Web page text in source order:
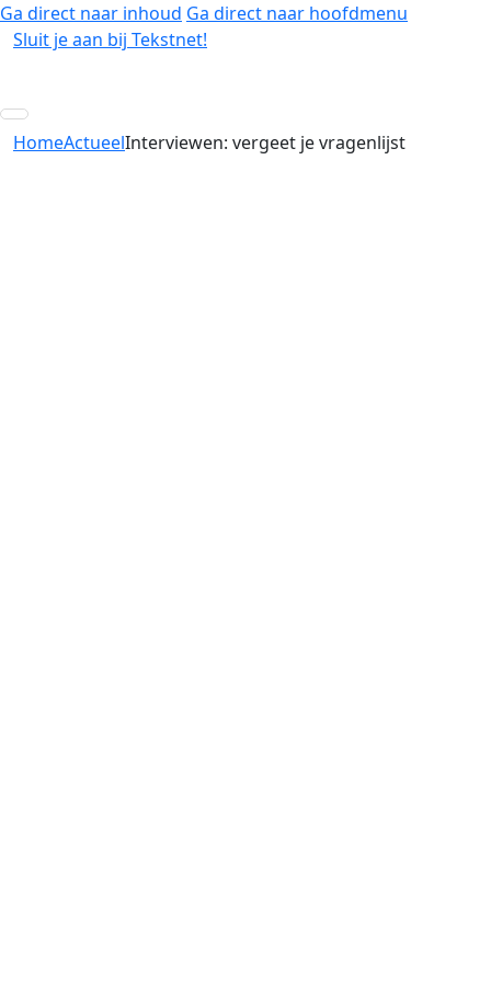
Ga direct naar inhoud Ga direct naar hoofdmenu
Sluit je aan bij Tekstnet!
HomeActueelInterviewen: vergeet je vragenlijst